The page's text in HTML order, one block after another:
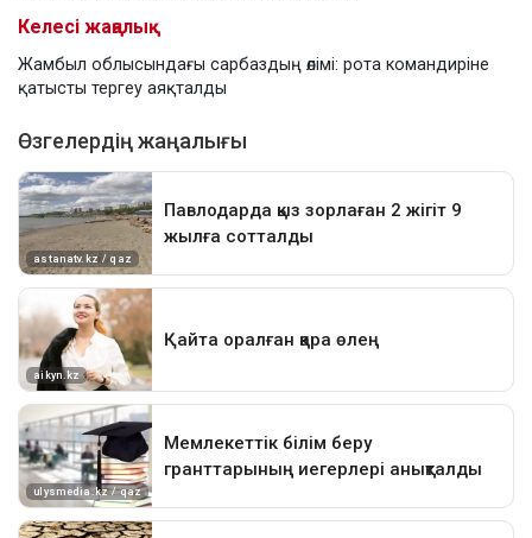
Келесі жаңалық
Жамбыл облысындағы сарбаздың өлімі: рота командиріне
қатысты тергеу аяқталды